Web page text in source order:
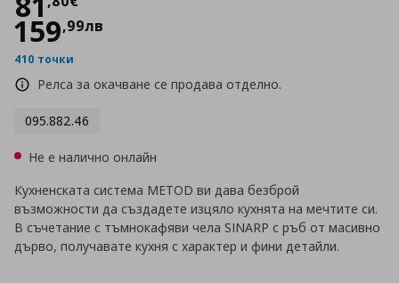
159,99лв
410 точки
Релса за окачване се продава отделно.
095.882.46
Не е налично онлайн
Кухненската система METOD ви дава безброй
възможности да създадете изцяло кухнята на мечтите си.
В съчетание с тъмнокафяви чела SINARP с ръб от масивно
дърво, получавате кухня с характер и фини детайли.